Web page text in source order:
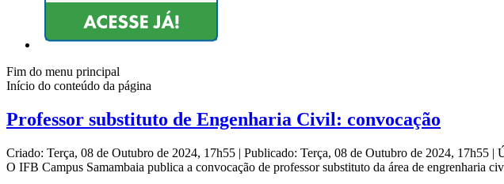
Fim do menu principal
Início do conteúdo da página
Professor substituto de Engenharia Civil: convocação
Criado: Terça, 08 de Outubro de 2024, 17h55 | Publicado: Terça, 08 de Outubro de 2024, 17h55 |
O IFB Campus Samambaia publica a convocação de professor substituto da área de engrenharia